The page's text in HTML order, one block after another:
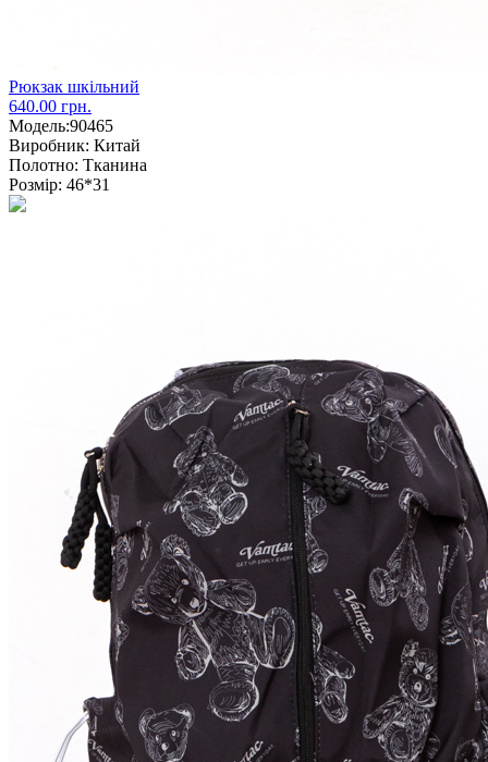
Рюкзак шкільний
640.00 грн.
Модель:90465
Виробник: Китай
Полотно: Тканина
Розмір: 46*31